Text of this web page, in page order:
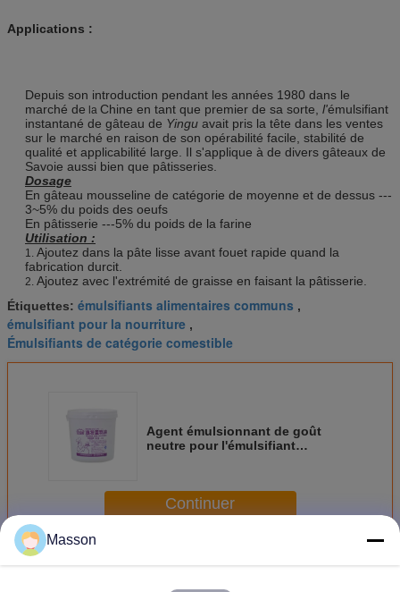
Applications :
Depuis son introduction pendant les années 1980 dans le
marché de la Chine en tant que premier de sa sorte, l'émulsifiant
instantané de gâteau de Yingu avait pris la tête dans les ventes
sur le marché en raison de son opérabilité facile, stabilité de
qualité et applicabilité large. Il s'applique à de divers gâteaux de
Savoie aussi bien que pâtisseries.
Dosage
En gâteau mousseline de catégorie de moyenne et de dessus ---
3~5% du poids des oeufs
En pâtisserie ---5% du poids de la farine
Utilisation :
1. Ajoutez dans la pâte lisse avant fouet rapide quand la
fabrication durcit.
2. Ajoutez avec l'extrémité de graisse en faisant la pâtisserie.
Étiquettes: émulsifiants alimentaires communs ,
émulsifiant pour la nourriture ,
Émulsifiants de catégorie comestible
Agent émulsionnant de goût
neutre pour l'émulsifiant
Continuer
PlusÉmulsifiant de gâteau
Masson